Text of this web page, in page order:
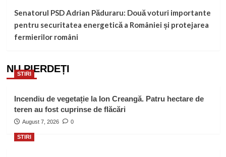
Senatorul PSD Adrian Păduraru: Două voturi importante
pentru securitatea energetică a României și protejarea
fermierilor români
NU PIERDEȚI
STIRI
Incendiu de vegetație la Ion Creangă. Patru hectare de
teren au fost cuprinse de flăcări
August 7, 2026 0
STIRI